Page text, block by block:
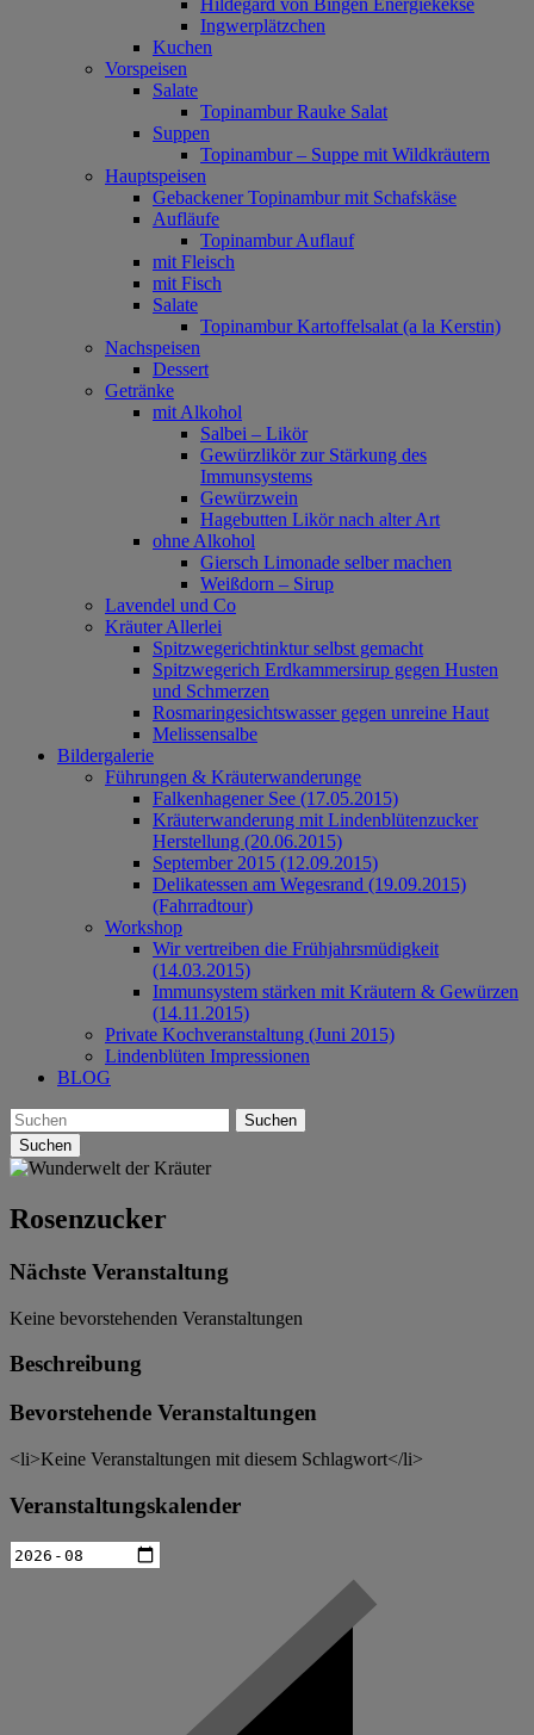
Hildegard von Bingen Energiekekse
Ingwerplätzchen
Kuchen
Vorspeisen
Salate
Topinambur Rauke Salat
Suppen
Topinambur – Suppe mit Wildkräutern
Hauptspeisen
Gebackener Topinambur mit Schafskäse
Aufläufe
Topinambur Auflauf
mit Fleisch
mit Fisch
Salate
Topinambur Kartoffelsalat (a la Kerstin)
Nachspeisen
Dessert
Getränke
mit Alkohol
Salbei – Likör
Gewürzlikör zur Stärkung des
Immunsystems
Gewürzwein
Hagebutten Likör nach alter Art
ohne Alkohol
Giersch Limonade selber machen
Weißdorn – Sirup
Lavendel und Co
Kräuter Allerlei
Spitzwegerichtinktur selbst gemacht
Spitzwegerich Erdkammersirup gegen Husten
und Schmerzen
Rosmaringesichtswasser gegen unreine Haut
Melissensalbe
Bildergalerie
Führungen & Kräuterwanderunge
Falkenhagener See (17.05.2015)
Kräuterwanderung mit Lindenblütenzucker
Herstellung (20.06.2015)
September 2015 (12.09.2015)
Delikatessen am Wegesrand (19.09.2015)
(Fahrradtour)
Workshop
Wir vertreiben die Frühjahrsmüdigkeit
(14.03.2015)
Immunsystem stärken mit Kräutern & Gewürzen
(14.11.2015)
Private Kochveranstaltung (Juni 2015)
Lindenblüten Impressionen
BLOG
Suchen
Rosenzucker
Nächste Veranstaltung
Keine bevorstehenden Veranstaltungen
Beschreibung
Bevorstehende Veranstaltungen
<li>Keine Veranstaltungen mit diesem Schlagwort</li>
Veranstaltungskalender